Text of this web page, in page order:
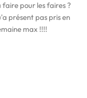
faire pour les faires ?
présent pas pris en
max !!!!